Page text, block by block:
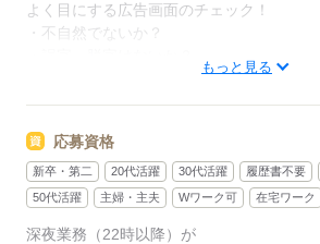
よく目にする広告画面のチェック！
・不自然でないか？
※入社して1ヶ月後に在宅勤務相談OK
（スキルにより短縮も可能）
もっと見る
応募資格
新卒・第二 20代活躍 30代活躍 履歴書不要
50代活躍
主婦・主夫 Wワーク可 在宅ワーク
深夜業務（22時以降）が